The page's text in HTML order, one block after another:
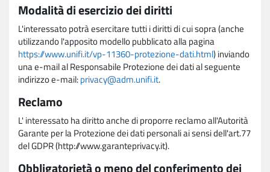
Modalità di esercizio dei diritti
L'interessato potrà esercitare tutti i diritti di cui sopra (anche
utilizzando l'apposito modello pubblicato alla pagina
https://www.unifi.it/vp-11360-protezione-dati.html) inviando
una e-mail al Responsabile Protezione dei dati al seguente
indirizzo e-mail:privacy@adm.unifi.it.
Reclamo
L' interessato ha diritto anche di proporre reclamo all'Autorità
Garante per la Protezione dei dati personali ai sensi dell'art.77
del GDPR (http://www.garanteprivacy.it).
Obbligatorietà o meno del conferimento dei